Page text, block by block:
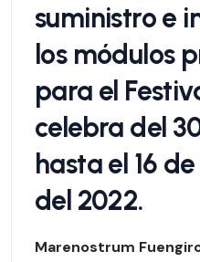
suministro e
los módulos
para el
celebra del
hasta el 16
del 2022.
Marenostrum